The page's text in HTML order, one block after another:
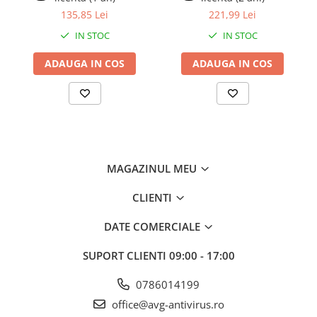
Adăugați CCleaner Business la oferta dvs. actuală și oferiți
clienților puncte finale mai curate, mai rapide și mai sigure, care
funcționează mai bine, pentru mai mult timp.
Optimizați punctele finale
Motorul de curățare puternic al CCleaner accelerează punctele
finale și curățează fișierele inutile care ocupă spațiu valoros pe
hard disk. De asemenea, șterge vechile intrări din Registry care
pot duce la instabilitate.
CCleaner șterge cookie-urile, parolele și datele de navigare, astfel
încât datele companiei rămân confidențiale. De asemenea, poate
CCleaner poate șterge istoricul browserului, parolele și alte
siguranță fișierele sensibile pentru a preveni furtul de date și alte
Creșteți rentabilitatea investiției pe hardware-ul existent
135,85 Lei
IN STOC
ADAUGA IN COS
221,99 Lei
IN STOC
ADAUGA IN COS
MAGAZINUL MEU
CLIENTI
DATE COMERCIALE
SUPORT CLIENTI 09:00 - 17:00
0786014199
office@avg-antivirus.ro